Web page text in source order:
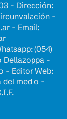
- Dirección:
-
- Email:
(054)
Dellazoppa -
- Editor Web:
del medio -